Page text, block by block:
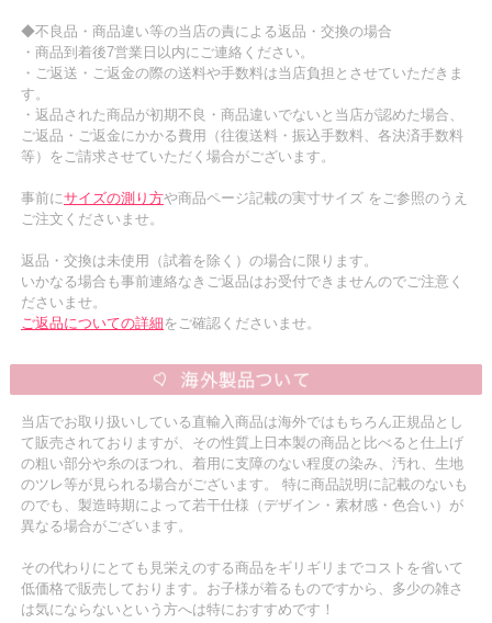
◆不良品・商品違い等の当店の責による返品・交換の場合
・商品到着後7営業日以内にご連絡ください。
・ご返送・ご返金の際の送料や手数料は当店負担とさせていただきま
す。
・返品された商品が初期不良・商品違いでないと当店が認めた場合、
ご返品・ご返金にかかる費用（往復送料・振込手数料、各決済手数料
等）をご請求させていただく場合がございます。
事前にサイズの測り方や商品ページ記載の実寸サイズ をご参照のうえ
ご注文くださいませ。
返品・交換は未使用（試着を除く）の場合に限ります。
いかなる場合も事前連絡なきご返品はお受付できませんのでご注意く
ださいませ。
ご返品についての詳細をご確認くださいませ。
当店でお取り扱いしている直輸入商品は海外ではもちろん正規品とし
て販売されておりますが、その性質上日本製の商品と比べると仕上げ
の粗い部分や糸のほつれ、着用に支障のない程度の染み、汚れ、生地
のツレ等が見られる場合がございます。 特に商品説明に記載のないも
のでも、製造時期によって若干仕様（デザイン・素材感・色合い）が
異なる場合がございます。
その代わりにとても見栄えのする商品をギリギリまでコストを省いて
低価格で販売しております。お子様が着るものですから、多少の雑さ
は気にならないという方へは特におすすめです！